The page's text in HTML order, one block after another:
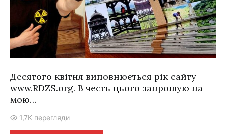
Десятого квітня виповнюється рік сайту
www.RDZS.org. В честь цього запрошую на
мою…
1,7K перегляди